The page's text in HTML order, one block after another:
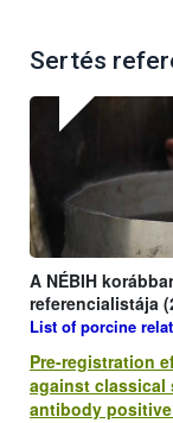
Sertés
A NÉBIH
referencialistája
List of porcine
Pre-registration
against classical
antibody